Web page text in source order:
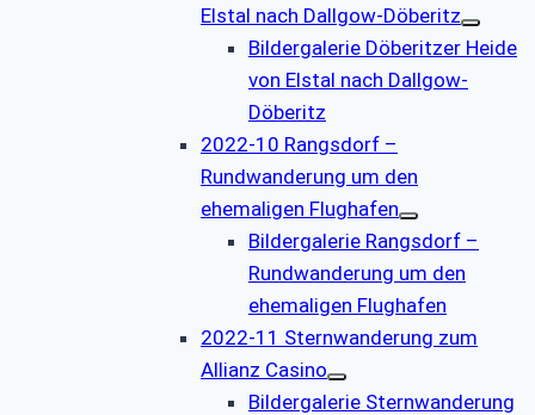
Elstal nach Dallgow-Döberitz
Bildergalerie Döberitzer Heide
von Elstal nach Dallgow-
Döberitz
2022-10 Rangsdorf –
Rundwanderung um den
ehemaligen Flughafen
Bildergalerie Rangsdorf –
Rundwanderung um den
ehemaligen Flughafen
2022-11 Sternwanderung zum
Allianz Casino
Bildergalerie Sternwanderung